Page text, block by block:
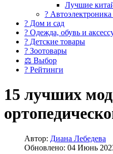
Лучшие
?
? Дом и сад
? Одежда, обувь и
? Детские товары
? Зоотовары
⚖ Выбор
? Рейтинги
15 лучших
Автор: Диана Лебедева
Обновлено: 04 Июнь